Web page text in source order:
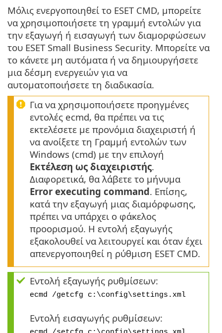
Μόλις ενεργοποιηθεί το ESET CMD, μπορείτε
να χρησιμοποιήσετε τη γραμμή εντολών για
την εξαγωγή ή εισαγωγή των διαμορφώσεων
του ESET Small Business Security. Μπορείτε να
το κάνετε μη αυτόματα ή να δημιουργήσετε
μια δέσμη ενεργειών για να
αυτοματοποιήσετε τη διαδικασία.
Για να χρησιμοποιήσετε προηγμένες
εντολές ecmd, θα πρέπει να τις
εκτελέσετε με προνόμια διαχειριστή ή
να ανοίξετε τη Γραμμή εντολών των
Windows (cmd) με την επιλογή
Εκτέλεση ως διαχειριστής.
Διαφορετικά, θα λάβετε το μήνυμα
Error executing command. Επίσης,
κατά την εξαγωγή μιας διαμόρφωσης,
πρέπει να υπάρχει ο φάκελος
προορισμού. Η εντολή εξαγωγής
εξακολουθεί να λειτουργεί και όταν έχει
απενεργοποιηθεί η ρύθμιση ESET CMD.
Εντολή εξαγωγής ρυθμίσεων:
ecmd /getcfg c:\config\settings.xml
Εντολή εισαγωγής ρυθμίσεων: